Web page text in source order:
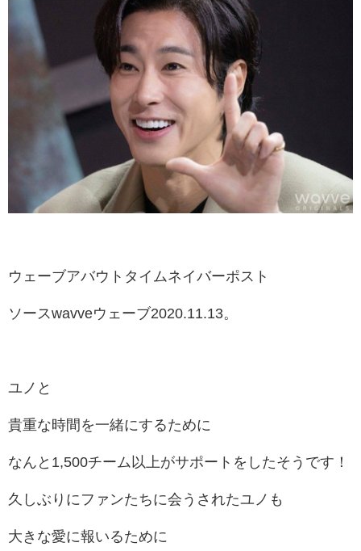
ウェーブアバウトタイムネイバーポスト
ソースwavveウェーブ2020.11.13。
ユノと
貴重な時間を一緒にするために
なんと1,500チーム以上がサポートをしたそうです！
久しぶりにファンたちに会うされたユノも
大きな愛に報いるために